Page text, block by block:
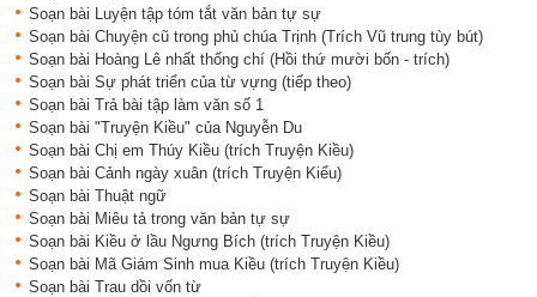
Soạn bài Luyện tập tóm tắt văn bản tự sự
Soạn bài Chuyện cũ trong phủ chúa Trịnh (Trích Vũ trung tùy bút)
Soạn bài Hoàng Lê nhất thống chí (Hồi thứ mười bốn - trích)
Soạn bài Sự phát triển của từ vựng (tiếp theo)
Soạn bài Trả bài tập làm văn số 1
Soạn bài "Truyện Kiều" của Nguyễn Du
Soạn bài Chị em Thúy Kiều (trích Truyện Kiều)
Soạn bài Cảnh ngày xuân (trích Truyện Kiểu)
Soạn bài Thuật ngữ
Soạn bài Miêu tả trong văn bản tự sự
Soạn bài Kiều ở lầu Ngưng Bích (trích Truyện Kiều)
Soạn bài Mã Giám Sinh mua Kiều (trích Truyện Kiều)
Soạn bài Trau dồi vốn từ